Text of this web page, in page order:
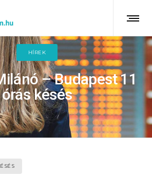
HÍREK
– Budapest 11
órás késés